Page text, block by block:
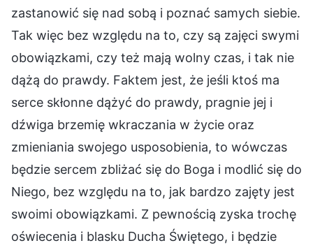
zastanowić się nad sobą i poznać samych siebie.
Tak więc bez względu na to, czy są zajęci swymi
obowiązkami, czy też mają wolny czas, i tak nie
dążą do prawdy. Faktem jest, że jeśli ktoś ma
serce skłonne dążyć do prawdy, pragnie jej i
dźwiga brzemię wkraczania w życie oraz
zmieniania swojego usposobienia, to wówczas
będzie sercem zbliżać się do Boga i modlić się do
Niego, bez względu na to, jak bardzo zajęty jest
swoimi obowiązkami. Z pewnością zyska trochę
oświecenia i blasku Ducha Świętego, i będzie